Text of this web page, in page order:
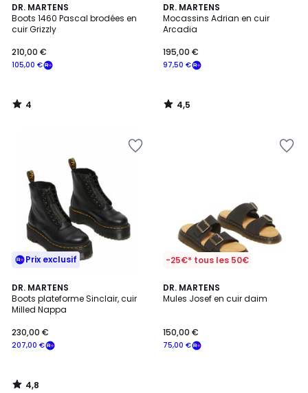
DR. MARTENS
Boots 1460 Pascal brodées en
cuir Grizzly
105,00 €
210,00 €
4
/
5
4
/
DR. MARTENS
Mocassins Adrian en cuir
Arcadia
97,50 €
195,00 €
4,5
/ 5
4,5
/
Prix exclusif
DR. MARTENS
Boots plateforme Sinclair, cuir
Milled Nappa
207,00 €
230,00 €
4,8
/ 5
4,8
/
-25€* tous les 50€
DR. MARTENS
Mules Josef en cuir daim
75,00 €
150,00 €